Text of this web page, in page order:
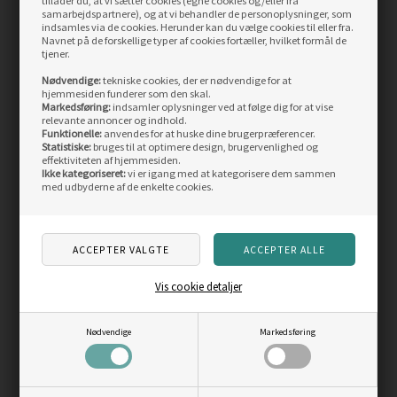
samarbejdspartnere), og at vi behandler de personoplysninger, som
indsamles via de cookies. Herunder kan du vælge cookies til eller fra.
Navnet på de forskellige typer af cookies fortæller, hvilket formål de
tjener.
Nødvendige:tekniske cookies, der er nødvendige for at
hjemmesiden funderer som den skal.
Markedsføring: indsamler oplysninger ved at følge dig for at vise
relevante annoncer og indhold.
Funktionelle: anvendes for at huske dine brugerpræferencer.
Statistiske: bruges til at optimere design, brugervenlighed og
effektiviteten af hjemmesiden.
Ikke kategoriseret:vi er igang med at kategorisere dem sammen
med udbyderne af de enkelte cookies.
Nødvendige Markedsføring
Vis cookie detaljer
Varenummer
PZ-E065AB
Lokation
RELATEREDE PRODUKTER
Petzl Tikka Core 450 lm
pandelampe
Petzl Aria 2 RGB 450 lm
pandelampe